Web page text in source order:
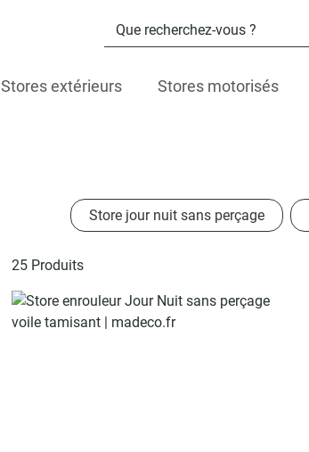
Stores extérieurs Stores motorisés
Store jour nuit sans perçage
25 Produits